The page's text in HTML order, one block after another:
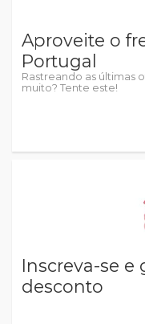
Aproveite o
Portugal
Rastreando as últimas
muito? Tente este!
Inscreva-se e
desconto